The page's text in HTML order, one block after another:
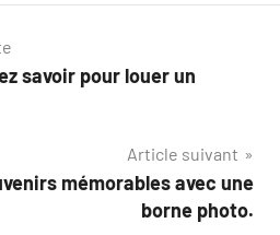
savoir pour louer un
Article suivant
mémorables avec une
borne photo.